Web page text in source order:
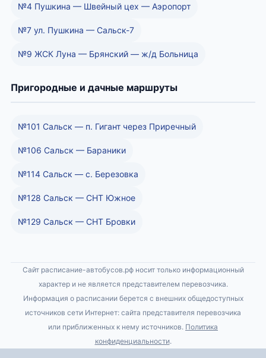
№4 Пушкина — Швейный цех — Аэропорт
№7 ул. Пушкина — Сальск-7
№9 ЖСК Луна — Брянский — ж/д Больница
Пригородные и дачные маршруты
№101 Сальск — п. Гигант через Приречный
№106 Сальск — Бараники
№114 Сальск — с. Березовка
№128 Сальск — СНТ Южное
№129 Сальск — СНТ Бровки
Сайт расписание-автобусов.рф носит только информационный
характер и не является представителем перевозчика.
Информация о расписании берется с внешних общедоступных
источников сети Интернет: сайта представителя перевозчика
или приближенных к нему источников. Политика
конфиденциальности.